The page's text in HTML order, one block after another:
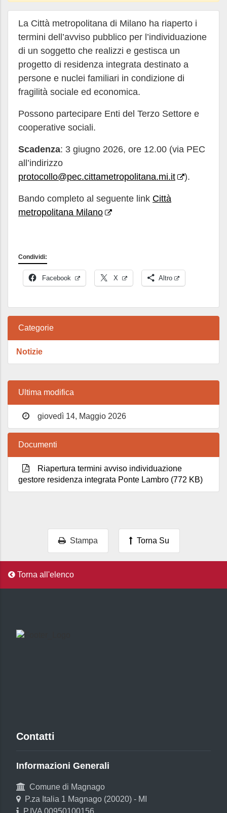
La Città metropolitana di Milano ha riaperto i
termini dell’avviso pubblico per l’individuazione
di un soggetto che realizzi e gestisca un
progetto di residenza integrata destinato a
persone e nuclei familiari in condizione di
fragilità sociale ed economica.
Possono partecipare Enti del Terzo Settore e
cooperative sociali.
Scadenza: 3 giugno 2026, ore 12.00 (via PEC
all’indirizzo
protocollo@pec.cittametropolitana.mi.it
).
Bando completo al seguente link Città
metropolitana Milano
Condividi:
Facebook X Altro
Categorie
Notizie
Ultima modifica
giovedì 14, Maggio 2026
Documenti
Riapertura termini avviso individuazione
gestore residenza integrata Ponte Lambro (772 KB)
Stampa Torna Su
Torna all'elenco
Contatti
Informazioni Generali
Comune di Magnago
P.za Italia 1 Magnago (20020) - MI
P.IVA 00950100156